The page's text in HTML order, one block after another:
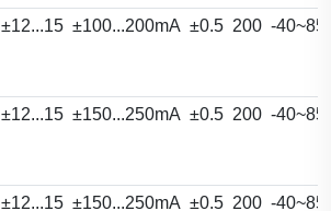
±12...15 ±100...200mA ±0.5 200 -40~85
±12...15 ±150...250mA ±0.5 200 -40~85
±12...15 ±150...250mA ±0.5 200 -40~85